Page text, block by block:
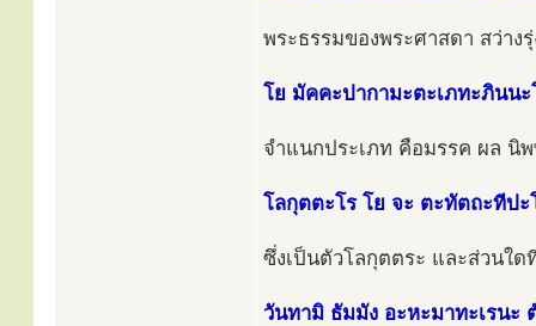
พระธรรมของพระศาสดา สว่าง
โย มัคคะปากามะตะเภทะภินนะ
จำแนกประเภท คือมรรค ผล นิ
โลกุตตะโร โย จะ ตะทัตถะทีปะ
ซึ่งเป็นตัวโลกุตตระ และส่วนใ
วันทามิ ธัมมัง อะหะมาทะเรนะ